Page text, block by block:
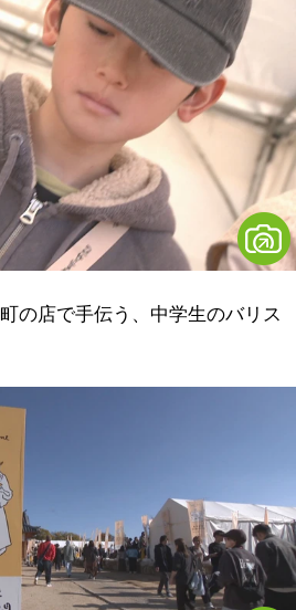
の店で手伝う、中学生のバリス